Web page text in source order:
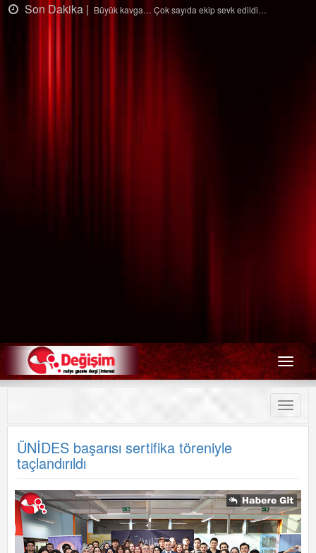
Son Dakika |Ağaçtan düştü…
Menü
Toggle
ÜNİDES başarısı sertifika töreniyle
taçlandırıldı